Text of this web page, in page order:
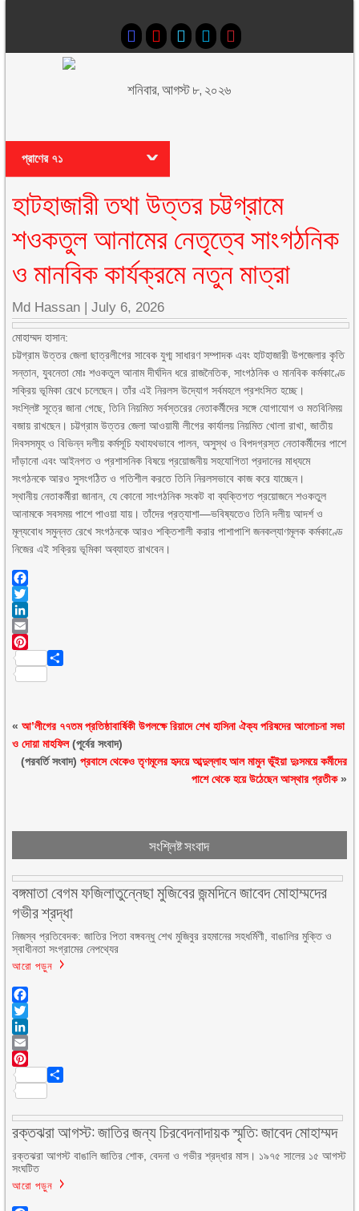
শনিবার, আগস্ট ৮, ২০২৬
প্রাণের ৭১
হাটহাজারী তথা উত্তর চট্টগ্রামে
শওকতুল আনামের নেতৃত্বে সাংগঠনিক
ও মানবিক কার্যক্রমে নতুন মাত্রা
Md Hassan |July 6, 2026
মোহাম্মদ হাসান:
চট্টগ্রাম উত্তর জেলা ছাত্রলীগের সাবেক যুগ্ম সাধারণ সম্পাদক এবং হাটহাজারী উপজেলার কৃতি
সন্তান, যুবনেতা মোঃ শওকতুল আনাম দীর্ঘদিন ধরে রাজনৈতিক, সাংগঠনিক ও মানবিক কর্মকাণ্ডে
সক্রিয় ভূমিকা রেখে চলেছেন। তাঁর এই নিরলস উদ্যোগ সর্বমহলে প্রশংসিত হচ্ছে।
​সংশ্লিষ্ট সূত্রে জানা গেছে, তিনি নিয়মিত সর্বস্তরের নেতাকর্মীদের সঙ্গে যোগাযোগ ও মতবিনিময়
বজায় রাখছেন। চট্টগ্রাম উত্তর জেলা আওয়ামী লীগের কার্যালয় নিয়মিত খোলা রাখা, জাতীয়
দিবসসমূহ ও বিভিন্ন দলীয় কর্মসূচি যথাযথভাবে পালন, অসুস্থ ও বিপদগ্রস্ত নেতাকর্মীদের পাশে
দাঁড়ানো এবং আইনগত ও প্রশাসনিক বিষয়ে প্রয়োজনীয় সহযোগিতা প্রদানের মাধ্যমে
সংগঠনকে আরও সুসংগঠিত ও গতিশীল করতে তিনি নিরলসভাবে কাজ করে যাচ্ছেন।
​স্থানীয় নেতাকর্মীরা জানান, যে কোনো সাংগঠনিক সংকট বা ব্যক্তিগত প্রয়োজনে শওকতুল
আনামকে সবসময় পাশে পাওয়া যায়। তাঁদের প্রত্যাশা—ভবিষ্যতেও তিনি দলীয় আদর্শ ও
মূল্যবোধ সমুন্নত রেখে সংগঠনকে আরও শক্তিশালী করার পাশাপাশি জনকল্যাণমূলক কর্মকাণ্ডে
নিজের এই সক্রিয় ভূমিকা অব্যাহত রাখবেন।
Facebook
Twitter
LinkedIn
Email
Pinterest
«আ’লীগের ৭৭তম প্রতিষ্ঠাবার্ষিকী উপলক্ষে রিয়াদে শেখ হাসিনা ঐক্য পরিষদের আলোচনা সভা
ও দোয়া মাহফিল(পূর্বের সংবাদ)
(পরবর্তি সংবাদ) প্রবাসে থেকেও তৃণমূলের হৃদয়ে আব্দুল্লাহ আল মামুন ভূঁইয়া দুঃসময়ে কর্মীদের
পাশে থেকে হয়ে উঠেছেন আস্থার প্রতীক»
সংশ্লিষ্ট সংবাদ
বঙ্গমাতা বেগম ফজিলাতুন্নেছা মুজিবের জন্মদিনে জাবেদ মোহাম্মদের
গভীর শ্রদ্ধা
নিজস্ব প্রতিবেদক: জাতির পিতা বঙ্গবন্ধু শেখ মুজিবুর রহমানের সহধর্মিণী, বাঙালির মুক্তি ও
স্বাধীনতা সংগ্রামের নেপথ্যের
আরো পড়ুন
Facebook
Twitter
LinkedIn
Email
Pinterest
রক্তঝরা আগস্ট: জাতির জন্য চিরবেদনাদায়ক স্মৃতি: জাবেদ মোহাম্মদ
রক্তঝরা আগস্ট বাঙালি জাতির শোক, বেদনা ও গভীর শ্রদ্ধার মাস। ১৯৭৫ সালের ১৫ আগস্ট
সংঘটিত
আরো পড়ুন